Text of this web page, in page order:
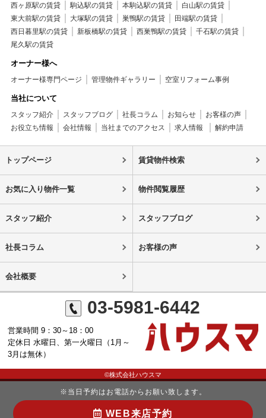
西ヶ原駅の賃貸
駒込駅の賃貸 本駒込駅の賃貸
白山駅の賃貸
東大前駅の賃貸
大塚駅の賃貸 巣鴨駅の賃貸
田端駅の賃貸
西日暮里駅の賃貸
新板橋駅の賃貸 西巣鴨駅の賃貸
千石駅の賃貸
尾久駅の賃貸
オーナー様へ
オーナー様専門ページ 管理物件ギャラリー 空室リフォーム事例
当社について
スタッフ紹介 スタッフブログ 社長コラム お知らせ
お客様の声
お役立ち情報
会社情報 当社までのアクセス 求人情報 解約申請
トップページ 賃貸物件検索
お気に入り物件一覧 物件閲覧履歴
スタッフ紹介 スタッフブログ
社長コラム お客様の声
会社概要
03-5981-6442
営業時間 9：30～18：00
定休日 水曜日、第一火曜日（1月～
3月は無休）
©株式会社ハウスマ
※当日予約はお電話からお願い致します。
WEB来店予約